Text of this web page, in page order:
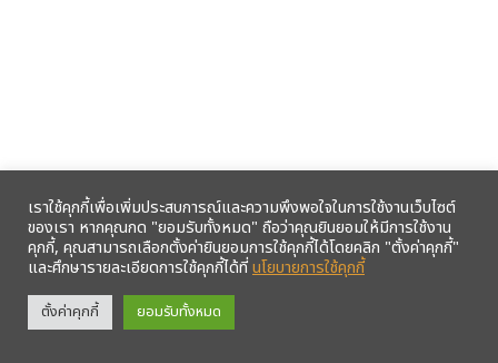
รับข้อมูลข่าวสารจากสหกรณ์ฯ ผ่าน LINE ก่อนใคร คลิก!
เราใช้คุกกี้เพื่อเพิ่มประสบการณ์และความพึงพอใจในการใช้งานเว็บไซต์
ของเรา หากคุณกด "ยอมรับทั้งหมด" ถือว่าคุณยินยอมให้มีการใช้งาน
คุกกี้, คุณสามารถเลือกตั้งค่ายินยอมการใช้คุกกี้ได้โดยคลิก "ตั้งค่าคุกกี้"
และศึกษารายละเอียดการใช้คุกกี้ได้ที่นโยบายการใช้คุกกี้
ตั้งค่าคุกกี้ ยอมรับทั้งหมด